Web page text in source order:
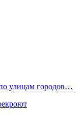
улицам городов…